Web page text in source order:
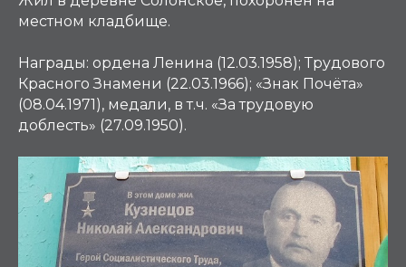
местном кладбище.
Награды: ордена Ленина (12.03.1958); Трудового
Красного Знамени (22.03.1966); «Знак Почёта»
(08.04.1971), медали, в т.ч. «За трудовую
доблесть» (27.09.1950).